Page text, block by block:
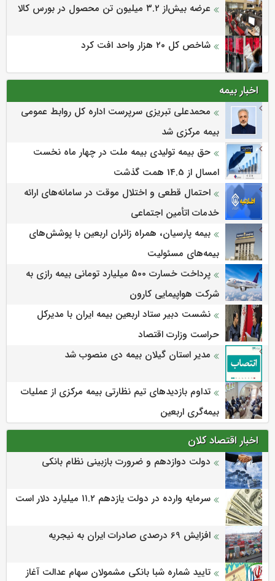
عرضه بیش‌از ۳.۲ میلیون تن محصول در بورس کالا
شاخص کل ۲۰ هزار واحد افت کرد
اخبار بیمه
محمدعلی تبریزی سرپرست اداره كل روابط عمومی
بیمه مركزی شد
حق بیمه تولیدی بیمه ملت در چهار ماه نخست
امسال از 14.5 همت گذشت
احتمال قطعی و اختلال موقت در سامانه‌های ارائه
خدمات اتأمین اجتماعی
بیمه پارسیان، همراه زائران اربعین با پوشش‌های
بیمه‌های مسئولیت
پرداخت خسارت ۵۰۰ میلیارد تومانی بیمه رازی به
شرکت هواپیمایی کارون
نشست دبیر ستاد اربعین بیمه ایران با مدیرکل
حراست وزارت اقتصاد
مدیر استان گیلان بیمه دی منصوب شد
تداوم بازدیدهای تیم نظارتی بیمه مرکزی از عملیات
بیمه‌گری اربعین
اخبار اقتصاد کلان
دولت دوازدهم و ضرورت بازبینی نظام بانکی
سرمایه وارده در دولت یازدهم ۱۱.۲ میلیارد دلار است
افزایش 69 درصدی صادرات ایران به نیجریه
تایید شماره شبا بانکی مشمولان سهام عدالت آغاز